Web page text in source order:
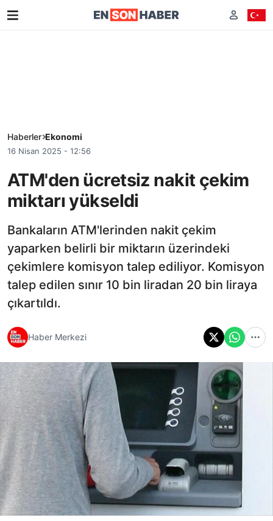
Haberler Ekonomi
16 Nisan 2025 - 12:56
ATM'den ücretsiz nakit çekim
miktarı yükseldi
Bankaların ATM'lerinden nakit çekim
yaparken belirli bir miktarın üzerindeki
çekimlere komisyon talep ediliyor. Komisyon
talep edilen sınır 10 bin liradan 20 bin liraya
çıkartıldı.
Haber Merkezi